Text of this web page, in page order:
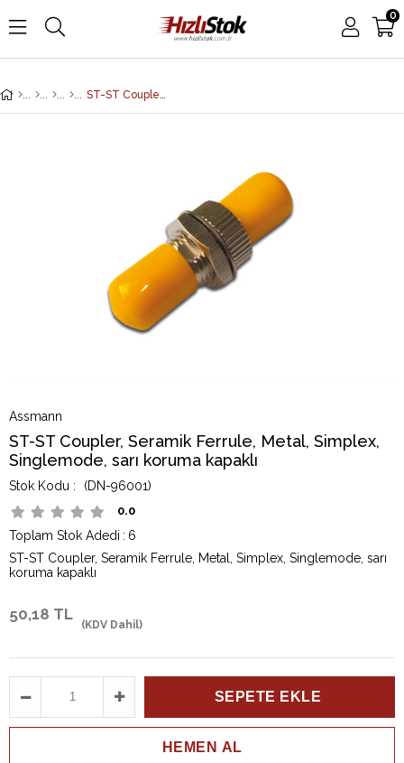
0
ST-ST Coupler, Seramik Ferrule, Metal, Simplex, Singlemode, sarı koruma kapaklı
Assmann
ST-ST Coupler, Seramik Ferrule, Metal, Simplex,
Singlemode, sarı koruma kapaklı
(DN-96001)
0.0
Toplam Stok Adedi : 6
ST-ST Coupler, Seramik Ferrule, Metal, Simplex, Singlemode, sarı
koruma kapaklı
50,18 TL
(KDV Dahil)